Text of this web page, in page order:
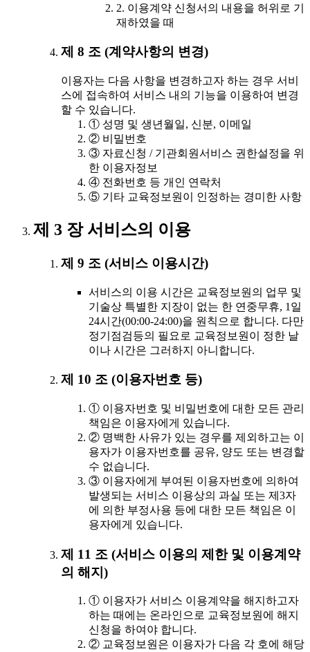
2. 이용계약 신청서의 내용을 허위로 기
재하였을 때
제 8 조 (계약사항의 변경)
이용자는 다음 사항을 변경하고자 하는 경우 서비
스에 접속하여 서비스 내의 기능을 이용하여 변경
할 수 있습니다.
① 성명 및 생년월일, 신분, 이메일
② 비밀번호
③ 자료신청 / 기관회원서비스 권한설정을 위
한 이용자정보
④ 전화번호 등 개인 연락처
⑤ 기타 교육정보원이 인정하는 경미한 사항
제 3 장 서비스의 이용
제 9 조 (서비스 이용시간)
서비스의 이용 시간은 교육정보원의 업무 및
기술상 특별한 지장이 없는 한 연중무휴, 1일
24시간(00:00-24:00)을 원칙으로 합니다. 다만
정기점검등의 필요로 교육정보원이 정한 날
이나 시간은 그러하지 아니합니다.
제 10 조 (이용자번호 등)
① 이용자번호 및 비밀번호에 대한 모든 관리
책임은 이용자에게 있습니다.
② 명백한 사유가 있는 경우를 제외하고는 이
용자가 이용자번호를 공유, 양도 또는 변경할
수 없습니다.
③ 이용자에게 부여된 이용자번호에 의하여
발생되는 서비스 이용상의 과실 또는 제3자
에 의한 부정사용 등에 대한 모든 책임은 이
용자에게 있습니다.
제 11 조 (서비스 이용의 제한 및 이용계약
의 해지)
① 이용자가 서비스 이용계약을 해지하고자
하는 때에는 온라인으로 교육정보원에 해지
신청을 하여야 합니다.
② 교육정보원은 이용자가 다음 각 호에 해당